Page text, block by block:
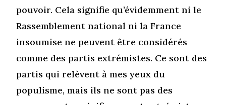
pouvoir. Cela signifie qu’évidemment ni le
Rassemblement national ni la France
insoumise ne peuvent être considérés
comme des partis extrémistes. Ce sont des
partis qui relèvent à mes yeux du
populisme, mais ils ne sont pas des